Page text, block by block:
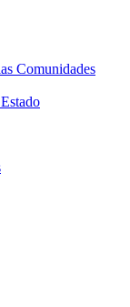
Comunidades